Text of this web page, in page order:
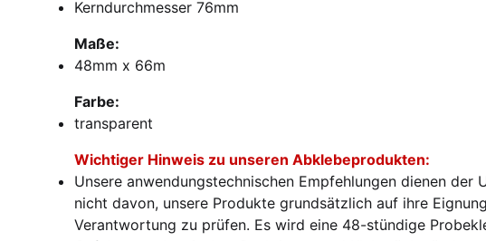
Kerndurchmesser 76mm
Maße:
48mm x 66m
Farbe:
transparent
Wichtiger Hinweis zu unseren Abklebeprodukten:
Unsere anwendungstechnischen Empfehlungen dienen
nicht davon, unsere Produkte grundsätzlich auf ihre
Verantwortung zu prüfen. Es wird eine 48-stündige